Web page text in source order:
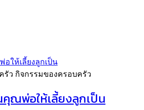
กิจกรรมของครอบครัว
ณพ่อให้เลี้ยงลูกเป็น